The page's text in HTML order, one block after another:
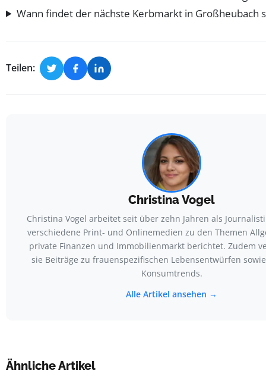
Wann findet der nächste Kerbmarkt in Großheubach
Teilen:
Christina Vogel
Christina Vogel arbeitet seit über zehn Jahren als
verschiedene Print- und Onlinemedien zu den Themen
private Finanzen und Immobilienmarkt berichtet. Zudem
sie Beiträge zu frauenspezifischen Lebensentwürfen
Konsumtrends.
Alle Artikel ansehen →
Ähnliche Artikel